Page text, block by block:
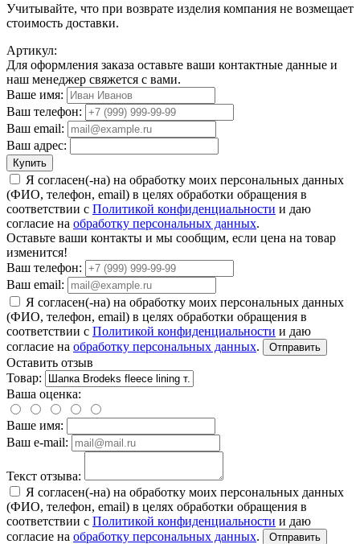
Учитывайте, что при возврате изделия компания не возмещает
стоимость доставки.
Артикул:
Для оформления заказа оставьте ваши контактные данные и
наш менеджер свяжется с вами.
Ваше имя:
Ваш телефон:
Ваш email:
Ваш адрес:
Купить
Я согласен(-на) на обработку моих персональных данных
(ФИО, телефон, email) в целях обработки обращения в
соответствии с Политикой конфиденциальности и даю
согласие на обработку персональных данных.
Оставьте ваши контакты и мы сообщим, если цена на товар
изменится!
Ваш телефон:
Ваш email:
Я согласен(-на) на обработку моих персональных данных
(ФИО, телефон, email) в целях обработки обращения в
соответствии с Политикой конфиденциальности и даю
согласие на обработку персональных данных. Отправить
Оставить отзыв
Товар:
Ваша оценка:
Ваше имя:
Ваш e-mail:
Текст отзыва:
Я согласен(-на) на обработку моих персональных данных
(ФИО, телефон, email) в целях обработки обращения в
соответствии с Политикой конфиденциальности и даю
согласие на обработку персональных данных. Отправить